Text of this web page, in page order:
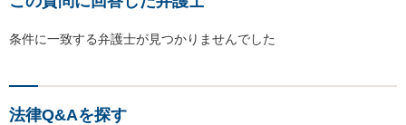
条件に一致する弁護士が見つかりませんでした
法律Q&Aを探す